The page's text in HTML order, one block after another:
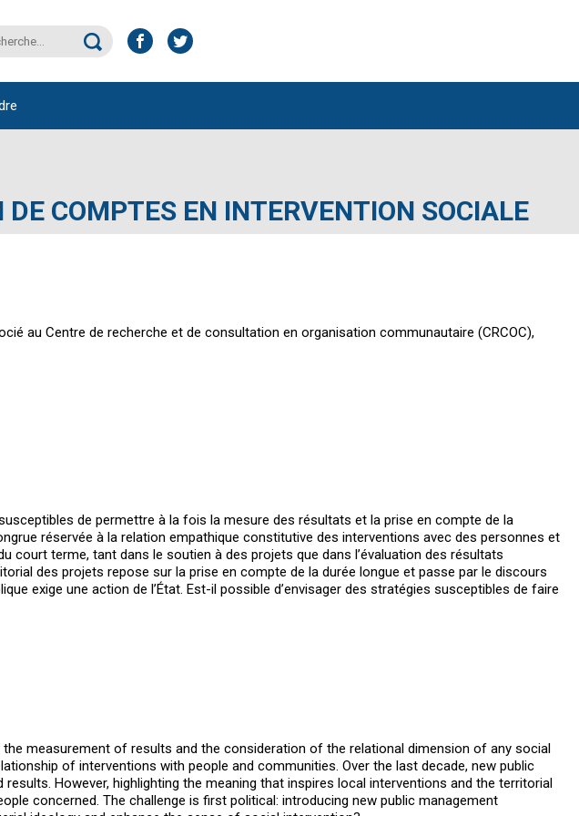
: Facebook
Twitter
COMPTES EN INTERVENTION SOCIALE
au Centre de recherche et de consultation en organisation communautaire (CRCOC),
de permettre à la fois la mesure des résultats et la prise en compte de la
réservée à la relation empathique constitutive des interventions avec des personnes et
court terme, tant dans le soutien à des projets que dans l’évaluation des résultats
des projets repose sur la prise en compte de la durée longue et passe par le discours
exige une action de l’État. Est-il possible d’envisager des stratégies susceptibles de faire
measurement of results and the consideration of the relational dimension of any social
of interventions with people and communities. Over the last decade, new public
However, highlighting the meaning that inspires local interventions and the territorial
concerned. The challenge is first political: introducing new public management